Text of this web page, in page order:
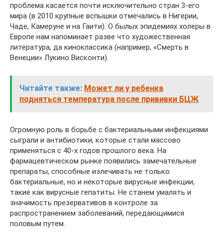
проблема касается почти исключительно стран 3-его
мира (в 2010 крупные вспышки отмечались в Нигерии,
Чаде, Камеруне и на Гаити). О былых эпидемиях холеры в
Европе нам напоминает разве что художественная
литература, да киноклассика (например, «Смерть в
Венеции» Лукино Висконти).
Читайте также: Может ли у ребенка
подняться температура после прививки БЦЖ
Огромную роль в борьбе с бактериальными инфекциями
сыграли и антибиотики, которые стали массово
применяться с 40-х годов прошлого века. На
фармацевтическом рынке появились замечательные
препараты, способные излечивать не только
бактериальные, но и некоторые вирусные инфекции,
такие как вирусные гепатиты. Не станем умалять и
значимость презервативов в контроле за
распространением заболеваний, передающимися
половым путем.